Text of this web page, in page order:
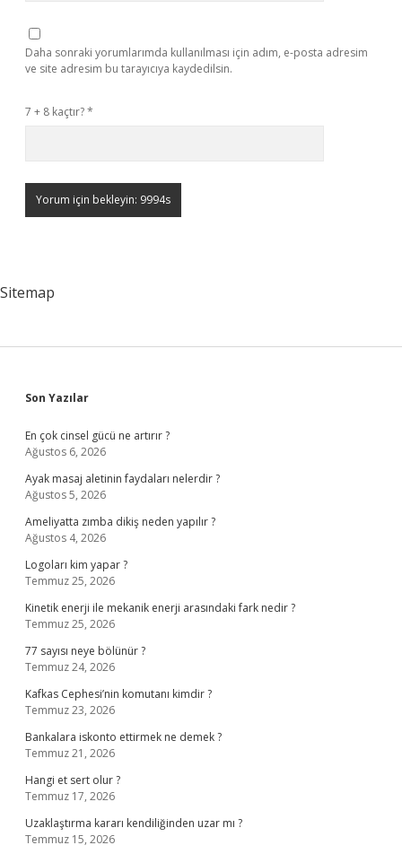
Daha sonraki yorumlarımda kullanılması için adım, e-posta adresim
ve site adresim bu tarayıcıya kaydedilsin.
7 + 8 kaçtır?*
Sitemap
Sidebar
Son Yazılar
En çok cinsel gücü ne artırır ?
Ağustos 6, 2026
Ayak masaj aletinin faydaları nelerdir ?
Ağustos 5, 2026
Ameliyatta zımba dikiş neden yapılır ?
Ağustos 4, 2026
Logoları kim yapar ?
Temmuz 25, 2026
Kinetik enerji ile mekanik enerji arasındaki fark nedir ?
Temmuz 25, 2026
77 sayısı neye bölünür ?
Temmuz 24, 2026
Kafkas Cephesi’nin komutanı kimdir ?
Temmuz 23, 2026
Bankalara iskonto ettirmek ne demek ?
Temmuz 21, 2026
Hangi et sert olur ?
Temmuz 17, 2026
Uzaklaştırma kararı kendiliğinden uzar mı ?
Temmuz 15, 2026